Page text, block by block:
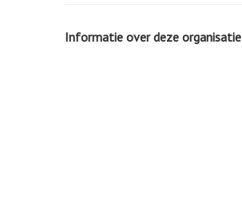
Informatie over deze organisatie